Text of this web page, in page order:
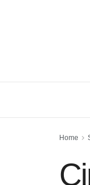
Home